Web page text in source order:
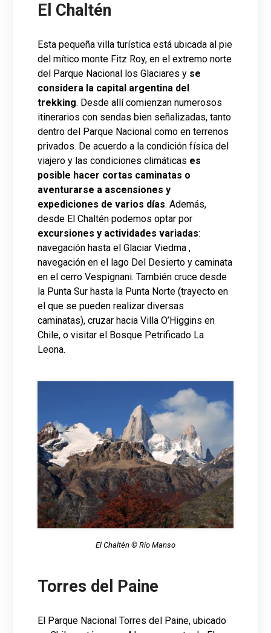
El Chaltén
Esta pequeña villa turística está ubicada al pie
del mítico monte Fitz Roy, en el extremo norte
del Parque Nacional los Glaciares y se
considera la capital argentina del
trekking. Desde allí comienzan numerosos
itinerarios con sendas bien señalizadas, tanto
dentro del Parque Nacional como en terrenos
privados. De acuerdo a la condición física del
viajero y las condiciones climáticas es
posible hacer cortas caminatas o
aventurarse a ascensiones y
expediciones de varios días. Además,
desde El Chaltén podemos optar por
excursiones y actividades variadas:
navegación hasta el Glaciar Viedma ,
navegación en el lago Del Desierto y caminata
en el cerro Vespignani. También cruce desde
la Punta Sur hasta la Punta Norte (trayecto en
el que se pueden realizar diversas
caminatas), cruzar hacia Villa O’Higgins en
Chile, o visitar el Bosque Petrificado La
Leona.
El Chaltén © Río Manso
Torres del Paine
El Parque Nacional Torres del Paine, ubicado